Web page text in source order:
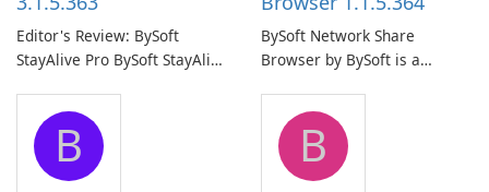
Editor's Review: BySoft
StayAlive Pro BySoft StayAlive
application designed to
ensure the continuous and
uninterrupted operation of
your computer system.
BySoft Network Share
Browser by BySoft is a
application that allows users
to easily browse and manage
shared folders on their
network.
B B